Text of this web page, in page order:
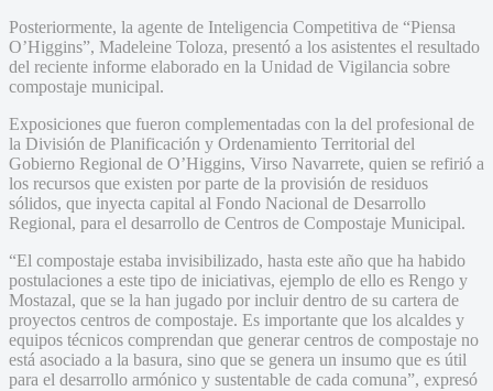
Posteriormente, la agente de Inteligencia Competitiva de “Piensa
O’Higgins”, Madeleine Toloza, presentó a los asistentes el resultado
del reciente informe elaborado en la Unidad de Vigilancia sobre
compostaje municipal.
Exposiciones que fueron complementadas con la del profesional de
la División de Planificación y Ordenamiento Territorial del
Gobierno Regional de O’Higgins, Virso Navarrete, quien se refirió a
los recursos que existen por parte de la provisión de residuos
sólidos, que inyecta capital al Fondo Nacional de Desarrollo
Regional, para el desarrollo de Centros de Compostaje Municipal.
“El compostaje estaba invisibilizado, hasta este año que ha habido
postulaciones a este tipo de iniciativas, ejemplo de ello es Rengo y
Mostazal, que se la han jugado por incluir dentro de su cartera de
proyectos centros de compostaje. Es importante que los alcaldes y
equipos técnicos comprendan que generar centros de compostaje no
está asociado a la basura, sino que se genera un insumo que es útil
para el desarrollo armónico y sustentable de cada comuna”, expresó